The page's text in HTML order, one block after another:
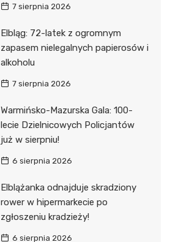
7 sierpnia 2026
Elbląg: 72-latek z ogromnym
zapasem nielegalnych papierosów i
alkoholu
7 sierpnia 2026
Warmińsko-Mazurska Gala: 100-
lecie Dzielnicowych Policjantów
już w sierpniu!
6 sierpnia 2026
Elblążanka odnajduje skradziony
rower w hipermarkecie po
zgłoszeniu kradzieży!
6 sierpnia 2026